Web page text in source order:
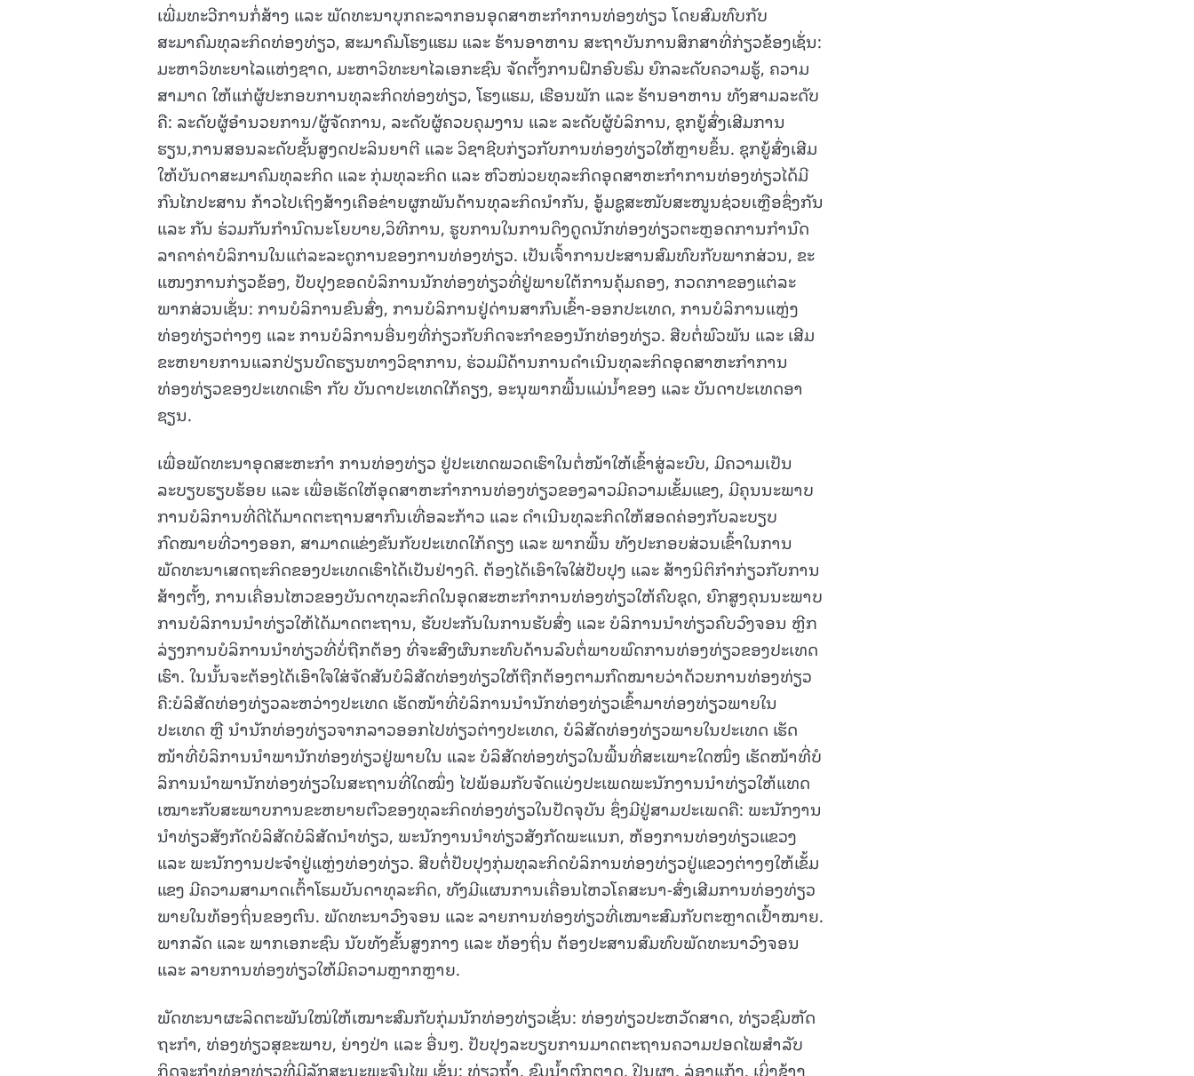
ເພີ່ມທະວີການກໍ່ສ້າງ ແລະ ພັດທະນາບຸກຄະລາກອນອຸດສາຫະກໍາການທ່ອງທ່ຽວ ໂດຍສົມທົບກັບ
ສະມາຄົມທຸລະກິດທ່ອງທ່ຽວ, ສະມາຄົມໂຮງແຮມ ແລະ ຮ້ານອາຫານ ສະຖາບັນການສຶກສາທີ່ກ່ຽວຂ້ອງເຊັ່ນ:
ມະຫາວິທະຍາໄລແຫ່ງຊາດ, ມະຫາວິທະຍາໄລເອກະຊົນ ຈັດຕັ້ງການຝຶກອົບຮົມ ຍົກລະດັບຄວາມຮູ້, ຄວາມ
ສາມາດ ໃຫ້ແກ່ຜູ້ປະກອບການທຸລະກິດທ່ອງທ່ຽວ, ໂຮງແຮມ, ເຮືອນພັກ ແລະ ຮ້ານອາຫານ ທັງສາມລະດັບ
ຄື: ລະດັບຜູ້ອໍານວຍການ/ຜູ້ຈັດການ, ລະດັບຜູ້ຄວບຄຸມງານ ແລະ ລະດັບຜູ້ບໍລິການ, ຊຸກຍູ້ສົ່ງເສີມການ
ຮຽນ,ການສອນລະດັບຊັ້ນສູງດປະລິນຍາຕີ ແລະ ວິຊາຊີບກ່ຽວກັບການທ່ອງທ່ຽວໃຫ້ຫຼາຍຂຶ້ນ. ຊຸກຍູ້ສົ່ງເສີມ
ໃຫ້ບັນດາສະມາຄົມທຸລະກິດ ແລະ ກຸ່ມທຸລະກິດ ແລະ ຫົວໜ່ວຍທຸລະກິດອຸດສາຫະກໍາການທ່ອງທ່ຽວໄດ້ມີ
ກົນໄກປະສານ ກ້າວໄປເຖິງສ້າງເຄືອຂ່າຍຜູກພັນດ້ານທຸລະກິດນໍາກັນ, ອູ້ມຊູສະໜັບສະໜູນຊ່ວຍເຫຼືອຊຶ່ງກັນ
ແລະ ກັນ ຮ່ວມກັນກໍານົດນະໂຍບາຍ,ວິທີການ, ຮູບການໃນການດຶງດູດນັກທ່ອງທ່ຽວຕະຫຼອດການກໍານົດ
ລາຄາຄ່າບໍລິການໃນແຕ່ລະລະດູການຂອງການທ່ອງທ່ຽວ. ເປັນເຈົ້າການປະສານສົມທົບກັບພາກສ່ວນ, ຂະ
ແໜງການກ່ຽວຂ້ອງ, ປັບປຸງຂອດບໍລິການນັກທ່ອງທ່ຽວທີ່ຢູ່ພາຍໃຕ້ການຄຸ້ມຄອງ, ກວດກາຂອງແຕ່ລະ
ພາກສ່ວນເຊັ່ນ: ການບໍລິການຂົນສົ່ງ, ການບໍລິການຢູ່ດ່ານສາກົນເຂົ້າ-ອອກປະເທດ, ການບໍລິການແຫຼ່ງ
ທ່ອງທ່ຽວຕ່າງໆ ແລະ ການບໍລິການອື່ນໆທີ່ກ່ຽວກັບກິດຈະກໍາຂອງນັກທ່ອງທ່ຽວ. ສືບຕໍ່ພົວພັນ ແລະ ເສີມ
ຂະຫຍາຍການແລກປ່ຽນບົດຮຽນທາງວິຊາການ, ຮ່ວມມືດ້ານການດໍາເນີນທຸລະກິດອຸດສາຫະກໍາການ
ທ່ອງທ່ຽວຂອງປະເທດເຮົາ ກັບ ບັນດາປະເທດໃກ້ຄຽງ, ອະນຸພາກພື້ນແມ່ນໍ້າຂອງ ແລະ ບັນດາປະເທດອາ
ຊຽນ.
ເພື່ອພັດທະນາອຸດສະຫະກໍາ ການທ່ອງທ່ຽວ ຢູ່ປະເທດພວດເຮົາໃນຕໍ່ໜ້າໃຫ້ເຂົ້າສູ່ລະບົບ, ມີຄວາມເປັນ
ລະບຽບຮຽບຮ້ອຍ ແລະ ເພື່ອເຮັດໃຫ້ອຸດສາຫະກໍາການທ່ອງທ່ຽວຂອງລາວມີຄວາມເຂັ້ມແຂງ, ມີຄຸນນະພາບ
ການບໍລິການທີ່ດີໄດ້ມາດຕະຖານສາກົນເທື່ອລະກ້າວ ແລະ ດໍາເນີນທຸລະກິດໃຫ້ສອດຄ່ອງກັບລະບຽບ
ກົດໝາຍທີ່ວາງອອກ, ສາມາດແຂ່ງຂັນກັບປະເທດໃກ້ຄຽງ ແລະ ພາກພື້ນ ທັງປະກອບສ່ວນເຂົ້າໃນການ
ພັດທະນາເສດຖະກິດຂອງປະເທດເຮົາໄດ້ເປັນຢ່າງດີ. ຕ້ອງໄດ້ເອົາໃຈໃສ່ປັບປຸງ ແລະ ສ້າງນິຕິກໍາກ່ຽວກັບການ
ສ້າງຕັ້ງ, ການເຄື່ອນໄຫວຂອງບັນດາທຸລະກິດໃນອຸດສະຫະກໍາການທ່ອງທ່ຽວໃຫ້ຄົບຊຸດ, ຍົກສູງຄຸນນະພາບ
ການບໍລິການນໍາທ່ຽວໃຫ້ໄດ້ມາດຕະຖານ, ຮັບປະກັນໃນການຮັບສົ່ງ ແລະ ບໍລິການນໍາທ່ຽວຄົບວົງຈອນ ຫຼີກ
ລ່ຽງການບໍລິການນໍາທ່ຽວທີ່ບໍ່ຖືກຕ້ອງ ທີ່ຈະສົງຜົນກະທົບດ້ານລົບຕໍ່ພາບພົດການທ່ອງທ່ຽວຂອງປະເທດ
ເຮົາ. ໃນນັ້ນຈະຕ້ອງໄດ້ເອົາໃຈໃສ່ຈັດສັນບໍລິສັດທ່ອງທ່ຽວໃຫ້ຖືກຕ້ອງຕາມກົດໝາຍວ່າດ້ວຍການທ່ອງທ່ຽວ
ຄື:ບໍລິສັດທ່ອງທ່ຽວລະຫວ່າງປະເທດ ເຮັດໜ້າທີ່ບໍລິການນໍານັກທ່ອງທ່ຽວເຂົ້າມາທ່ອງທ່ຽວພາຍໃນ
ປະເທດ ຫຼື ນໍານັກທ່ອງທ່ຽວຈາກລາວອອກໄປທ່ຽວຕ່າງປະເທດ, ບໍລິສັດທ່ອງທ່ຽວພາຍໃນປະເທດ ເຮັດ
ໜ້າທີ່ບໍລິການນໍາພານັກທ່ອງທ່ຽວຢູ່ພາຍໃນ ແລະ ບໍລິສັດທ່ອງທ່ຽວໃນພື້ນທີ່ສະເພາະໃດໜຶ່ງ ເຮັດໜ້າທີ່ບໍ
ລິການນໍາພານັກທ່ອງທ່ຽວໃນສະຖານທີ່ໃດໝຶ່ງ ໄປພ້ອມກັບຈັດແບ່ງປະເພດພະນັກງານນໍາທ່ຽວໃຫ້ແທດ
ເໝາະກັບສະພາບການຂະຫຍາຍຕົວຂອງທຸລະກິດທ່ອງທ່ຽວໃນປັດຈຸບັນ ຊຶ່ງມີຢູ່ສາມປະເພດຄື: ພະນັກງານ
ນໍາທ່ຽວສັງກັດບໍລິສັດບໍລິສັດນໍາທ່ຽວ, ພະນັກງານນໍາທ່ຽວສັງກັດພະແນກ, ຫ້ອງການທ່ອງທ່ຽວແຂວງ
ແລະ ພະນັກງານປະຈໍາຢູ່ແຫຼ່ງທ່ອງທ່ຽວ. ສືບຕໍ່ປັບປຸງກຸ່ມທຸລະກິດບໍລິການທ່ອງທ່ຽວຢູ່ແຂວງຕ່າງໆໃຫ້ເຂັ້ມ
ແຂງ ມີຄວາມສາມາດເຕົ້າໂຮມບັນດາທຸລະກິດ, ທັງມີແຜນການເຄື່ອນໄຫວໂຄສະນາ-ສົ່ງເສີມການທ່ອງທ່ຽວ
ພາຍໃນທ້ອງຖິ່ນຂອງຕົນ. ພັດທະນາວົງຈອນ ແລະ ລາຍການທ່ອງທ່ຽວທີ່ເໝາະສົມກັບຕະຫຼາດເປົ້າໝາຍ.
ພາກລັດ ແລະ ພາກເອກະຊົນ ນັບທັງຂັ້ນສູງກາງ ແລະ ທ້ອງຖິ່ນ ຕ້ອງປະສານສົມທົບພັດທະນາວົງຈອນ
ແລະ ລາຍການທ່ອງທ່ຽວໃຫ້ມີຄວາມຫຼາກຫຼາຍ.
ພັດທະນາຜະລິດຕະພັນໃໝ່ໃຫ້ເໝາະສົມກັບກຸ່ມນັກທ່ອງທ່ຽວເຊັ່ນ: ທ່ອງທ່ຽວປະຫວັດສາດ, ທ່ຽວຊົມຫັດ
ຖະກໍາ, ທ່ອງທ່ຽວສຸຂະພາບ, ຍ່າງປ່າ ແລະ ອື່ນໆ. ປັບປຸງລະບຽບການມາດຕະຖານຄວາມປອດໄພສໍາລັບ
ກິດຈະກໍາທ່ອງທ່ຽວທີ່ມີລັກສະນະພະຈົນໄພ ເຊັ່ນ: ທ່ຽວຖໍ້າ, ຊົມນໍ້າຕົກຕາດ, ປີນຜາ, ລ່ອງແກ້ງ, ເບິ່ງຊ້າງ